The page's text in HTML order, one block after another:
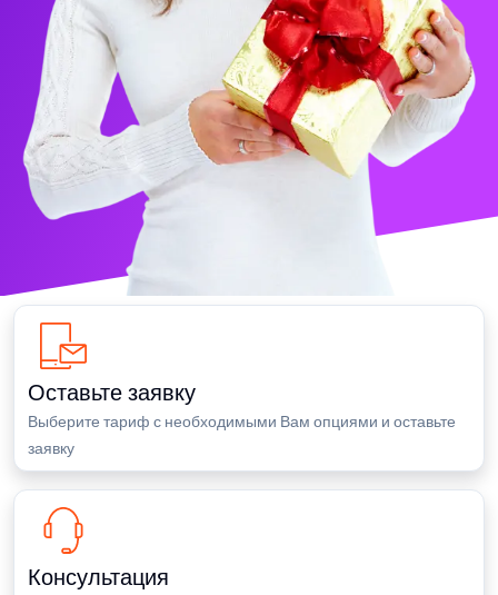
Оставьте заявку
Выберите тариф с необходимыми Вам опциями и оставьте
заявку
Консультация